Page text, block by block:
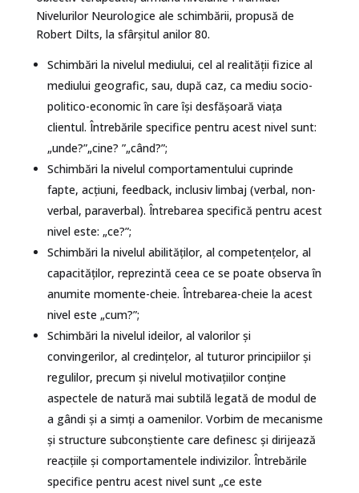
Nivelurilor Neurologice ale schimbării, propusă de
Robert Dilts, la sfârşitul anilor 80.
Schimbări la nivelul mediului, cel al realităţii fizice al
mediului geografic, sau, după caz, ca mediu socio-
politico-economic în care își desfășoară viața
clientul. Întrebările specifice pentru acest nivel sunt:
„unde?”„cine? ”„când?”;
Schimbări la nivelul comportamentului cuprinde
fapte, acţiuni, feedback, inclusiv limbaj (verbal, non-
verbal, paraverbal). Întrebarea specifică pentru acest
nivel este: „ce?”;
Schimbări la nivelul abilităţilor, al competenţelor, al
capacităţilor, reprezintă ceea ce se poate observa în
anumite momente-cheie. Întrebarea-cheie la acest
nivel este „cum?”;
Schimbări la nivelul ideilor, al valorilor și
convingerilor, al credinţelor, al tuturor principiilor şi
regulilor, precum și nivelul motivaţiilor conţine
aspectele de natură mai subtilă legată de modul de
a gândi şi a simţi a oamenilor. Vorbim de mecanisme
și structure subconştiente care definesc şi dirijează
reacţiile și comportamentele indivizilor. Întrebările
specifice pentru acest nivel sunt „ce este